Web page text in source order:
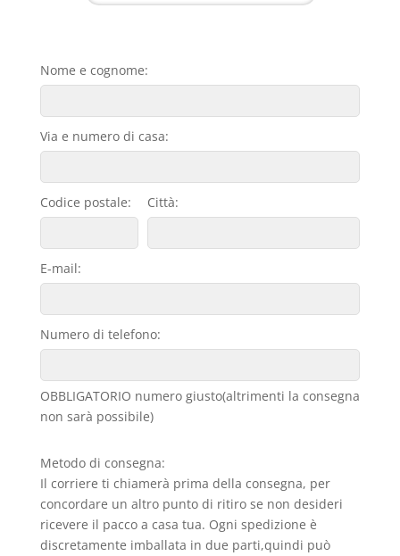
Nome e cognome:
Via e numero di casa:
Codice postale: Città:
E-mail:
Numero di telefono:
OBBLIGATORIO numero giusto(altrimenti la consegna
non sarà possibile)
Metodo di consegna:
Il corriere ti chiamerà prima della consegna, per
concordare un altro punto di ritiro se non desideri
ricevere il pacco a casa tua. Ogni spedizione è
discretamente imballata in due parti,quindi può